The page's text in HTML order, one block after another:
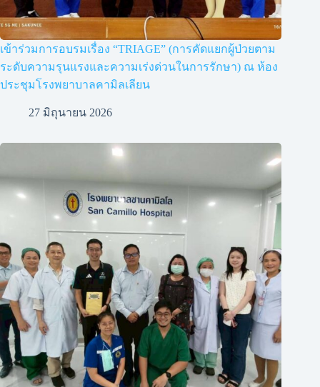
เข้าร่วมการอบรมเรื่อง “TRIAGE” (การคัดแยกผู้ป่วยตาม
ระดับความรุนแรงและความเร่งด่วนในการรักษา) ณ ห้อง
ประชุมโรงพยาบาลคามิลเลียน
27 มิถุนายน 2026